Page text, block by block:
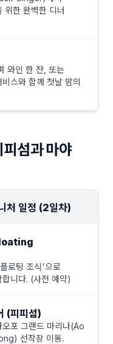
위한 완벽한 디너
와인 한 잔, 또는
스와 함께 첫날 밤의
섬과 마야
일정 (2일차)
로팅 조식'으로
니다. (사전 예약)
(피피섬)
포 그랜드 마리나(Ao
선착장 이동.